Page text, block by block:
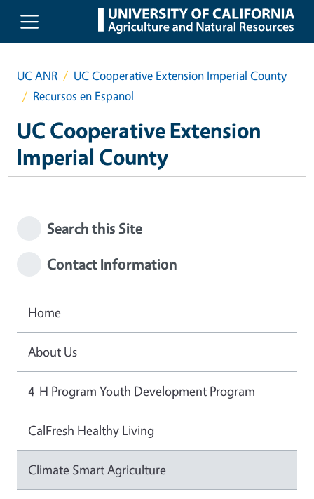
Skip to main content
UC ANR
UC Cooperative Extension Imperial County
Recursos en Español
UC Cooperative Extension
Imperial County
Search this Site
Contact Information
Home
About Us
4-H Program Youth Development Program
CalFresh Healthy Living
Climate Smart Agriculture